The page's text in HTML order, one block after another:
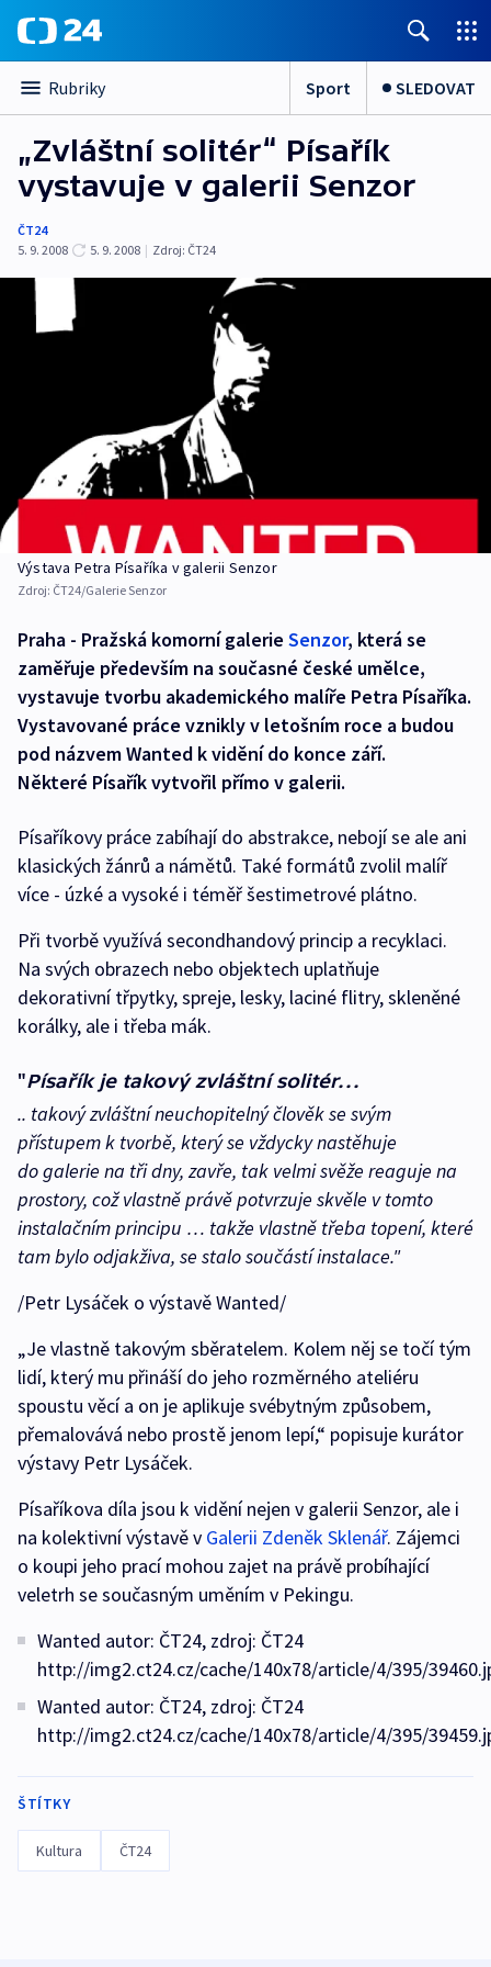
Rubriky Sport SLEDOVAT
„Zvláštní solitér“ Písařík
vystavuje v galerii Senzor
ČT24
5. 9. 2008
5. 9. 2008 | Zdroj: ČT24
Výstava Petra Písaříka v galerii Senzor
Zdroj: ČT24/Galerie Senzor
Praha - Pražská komorní galerie Senzor, která se
zaměřuje především na současné české umělce,
vystavuje tvorbu akademického malíře Petra Písaříka.
Vystavované práce vznikly v letošním roce a budou
pod názvem Wanted k vidění do konce září.
Některé Písařík vytvořil přímo v galerii.
Písaříkovy práce zabíhají do abstrakce, nebojí se ale ani
klasických žánrů a námětů. Také formátů zvolil malíř
více - úzké a vysoké i téměř šestimetrové plátno.
Při tvorbě využívá secondhandový princip a recyklaci.
Na svých obrazech nebo objektech uplatňuje
dekorativní třpytky, spreje, lesky, laciné flitry, skleněné
korálky, ale i třeba mák.
"Písařík je takový zvláštní solitér…
.. takový zvláštní neuchopitelný člověk se svým
přístupem k tvorbě, který se vždycky nastěhuje
do galerie na tři dny, zavře, tak velmi svěže reaguje na
prostory, což vlastně právě potvrzuje skvěle v tomto
instalačním principu … takže vlastně třeba topení, které
tam bylo odjakživa, se stalo součástí instalace."
/Petr Lysáček o výstavě Wanted/
„Je vlastně takovým sběratelem. Kolem něj se točí tým
lidí, který mu přináší do jeho rozměrného ateliéru
spoustu věcí a on je aplikuje svébytným způsobem,
přemalovává nebo prostě jenom lepí,“ popisuje kurátor
výstavy Petr Lysáček.
Písaříkova díla jsou k vidění nejen v galerii Senzor, ale i
na kolektivní výstavě v Galerii Zdeněk Sklenář. Zájemci
o koupi jeho prací mohou zajet na právě probíhající
veletrh se současným uměním v Pekingu.
Wanted autor: ČT24, zdroj: ČT24
http://img2.ct24.cz/cache/140x78/article/4/395/
Wanted autor: ČT24, zdroj: ČT24
http://img2.ct24.cz/cache/140x78/article/4/395/
ŠTÍTKY
Kultura ČT24